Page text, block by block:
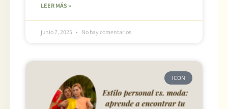
LEER MÁS »
junio 7, 2025 No hay comentarios
ICON